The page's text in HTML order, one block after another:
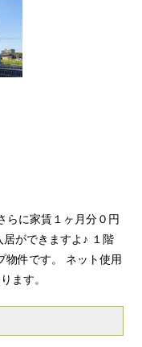
らに家賃１ヶ月分０円
ができますよ♪ １階
物件です。 ネット使用
ます。